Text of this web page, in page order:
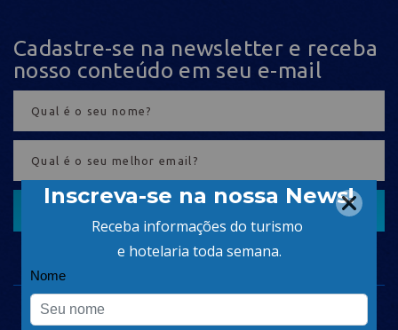
Cadastre-se na newsletter e receba
nosso conteúdo em seu e-mail